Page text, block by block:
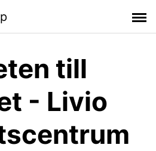
till
- Livio